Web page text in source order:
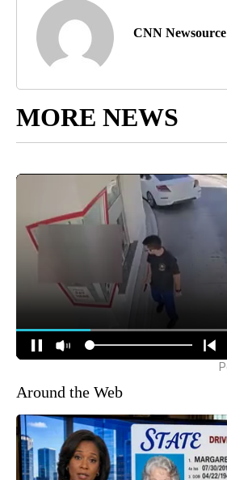
CNN Newsource
MORE NEWS
Around the Web